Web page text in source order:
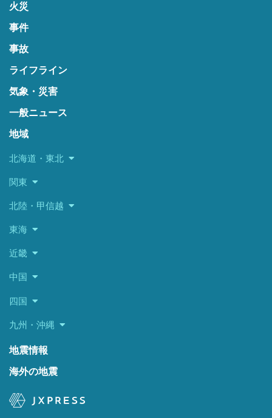
火災
事件
事故
ライフライン
気象・災害
一般ニュース
地域
北海道・東北
関東
北陸・甲信越
東海
近畿
中国
四国
九州・沖縄
地震情報
海外の地震